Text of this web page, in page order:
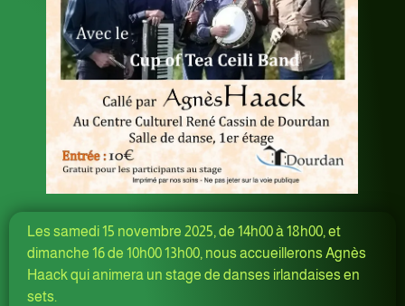
Les samedi 15 novembre 2025, de 14h00 à 18h00, et
dimanche 16 de 10h00 13h00, nous accueillerons Agnès
Haack qui animera un stage de danses irlandaises en
sets.